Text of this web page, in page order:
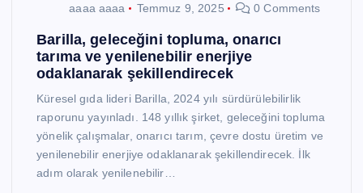
aaaa aaaa Temmuz 9, 2025 0 Comments
Barilla, geleceğini topluma, onarıcı
tarıma ve yenilenebilir enerjiye
odaklanarak şekillendirecek
Küresel gıda lideri Barilla, 2024 yılı sürdürülebilirlik
raporunu yayınladı. 148 yıllık şirket, geleceğini topluma
yönelik çalışmalar, onarıcı tarım, çevre dostu üretim ve
yenilenebilir enerjiye odaklanarak şekillendirecek. İlk
adım olarak yenilenebilir…